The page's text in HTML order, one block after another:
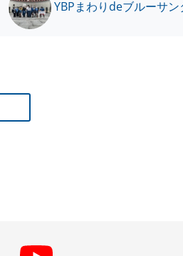
YBPまわりdeブルーサン